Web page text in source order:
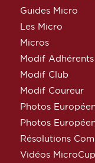
Guides Micro
Les Micro
Micros
Modif Adhérents
Modif Club
Modif Coureur
Photos
Photos
Résolutions
Vidéos MicroCup